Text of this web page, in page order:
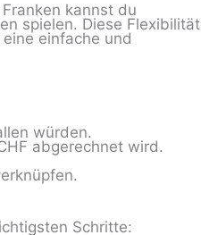
kannst du
spielen. Diese Flexibilität
einfache und
würden.
abgerechnet wird.
Schritte: